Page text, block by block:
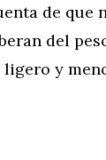
de que
del
y